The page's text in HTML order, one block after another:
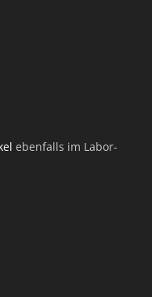
ebenfalls im Labor-